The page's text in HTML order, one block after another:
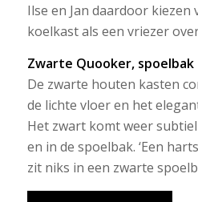
Ilse en Jan daardoor kiezen
koelkast als een vriezer
Zwarte Quooker, spoelbak
De zwarte houten kasten
de lichte vloer en het
Het zwart komt weer
en in de spoelbak. ‘Een
zit niks in een zwarte